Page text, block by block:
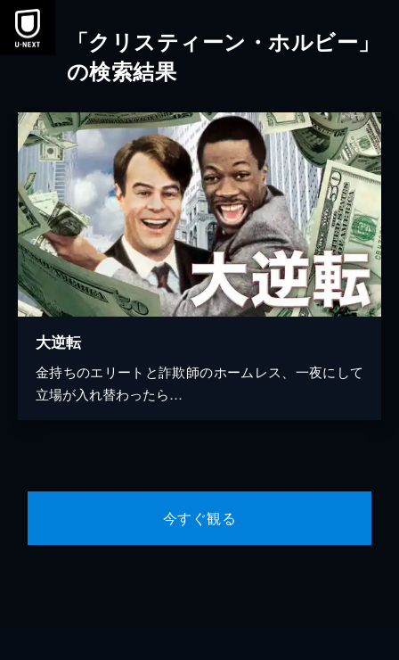
本文へスキップ
「クリスティーン・ホルビー」
の検索結果
大逆転
金持ちのエリートと詐欺師のホームレス、一夜にして
立場が入れ替わったら…
今すぐ観る